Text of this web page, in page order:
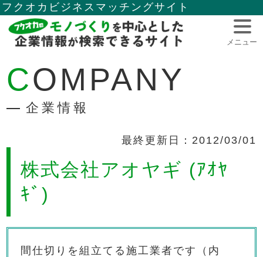
フクオカビジネスマッチングサイト
メニュー
COMPANY
企業情報
最終更新日：2012/03/01
株式会社アオヤギ (ｱｵﾔ
ｷﾞ)
間仕切りを組立てる施工業者です（内